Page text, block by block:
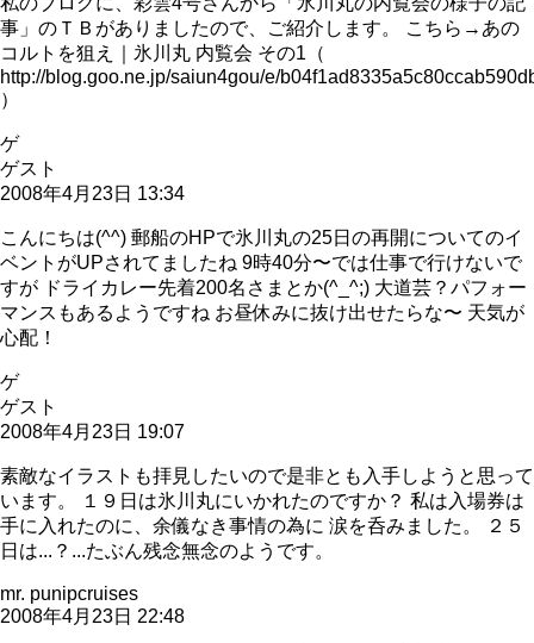
事」のＴＢがありましたので、ご紹介します。 こちら→あの
コルトを狙え｜氷川丸 内覧会 その1（
http://blog.goo.ne.jp/saiun4gou/e/
）
ゲ
ゲスト
2008年4月23日 13:34
こんにちは(^^) 郵船のHPで氷川丸の25日の再開についてのイ
ベントがUPされてましたね 9時40分〜では仕事で行けないで
すが ドライカレー先着200名さまとか(^_^;) 大道芸？パフォー
マンスもあるようですね お昼休みに抜け出せたらな〜 天気が
心配！
ゲ
ゲスト
2008年4月23日 19:07
素敵なイラストも拝見したいので是非とも入手しようと思って
います。 １９日は氷川丸にいかれたのですか？ 私は入場券は
手に入れたのに、余儀なき事情の為に 涙を呑みました。 ２５
日は...？...たぶん残念無念のようです。
mr. punipcruises
2008年4月23日 22:48